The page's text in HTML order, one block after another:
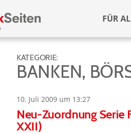
FÜR
KATEGORIE:
BANKEN,
10. Juli 2009 um 13:27
Neu-Zuordnung Serie
XXII)